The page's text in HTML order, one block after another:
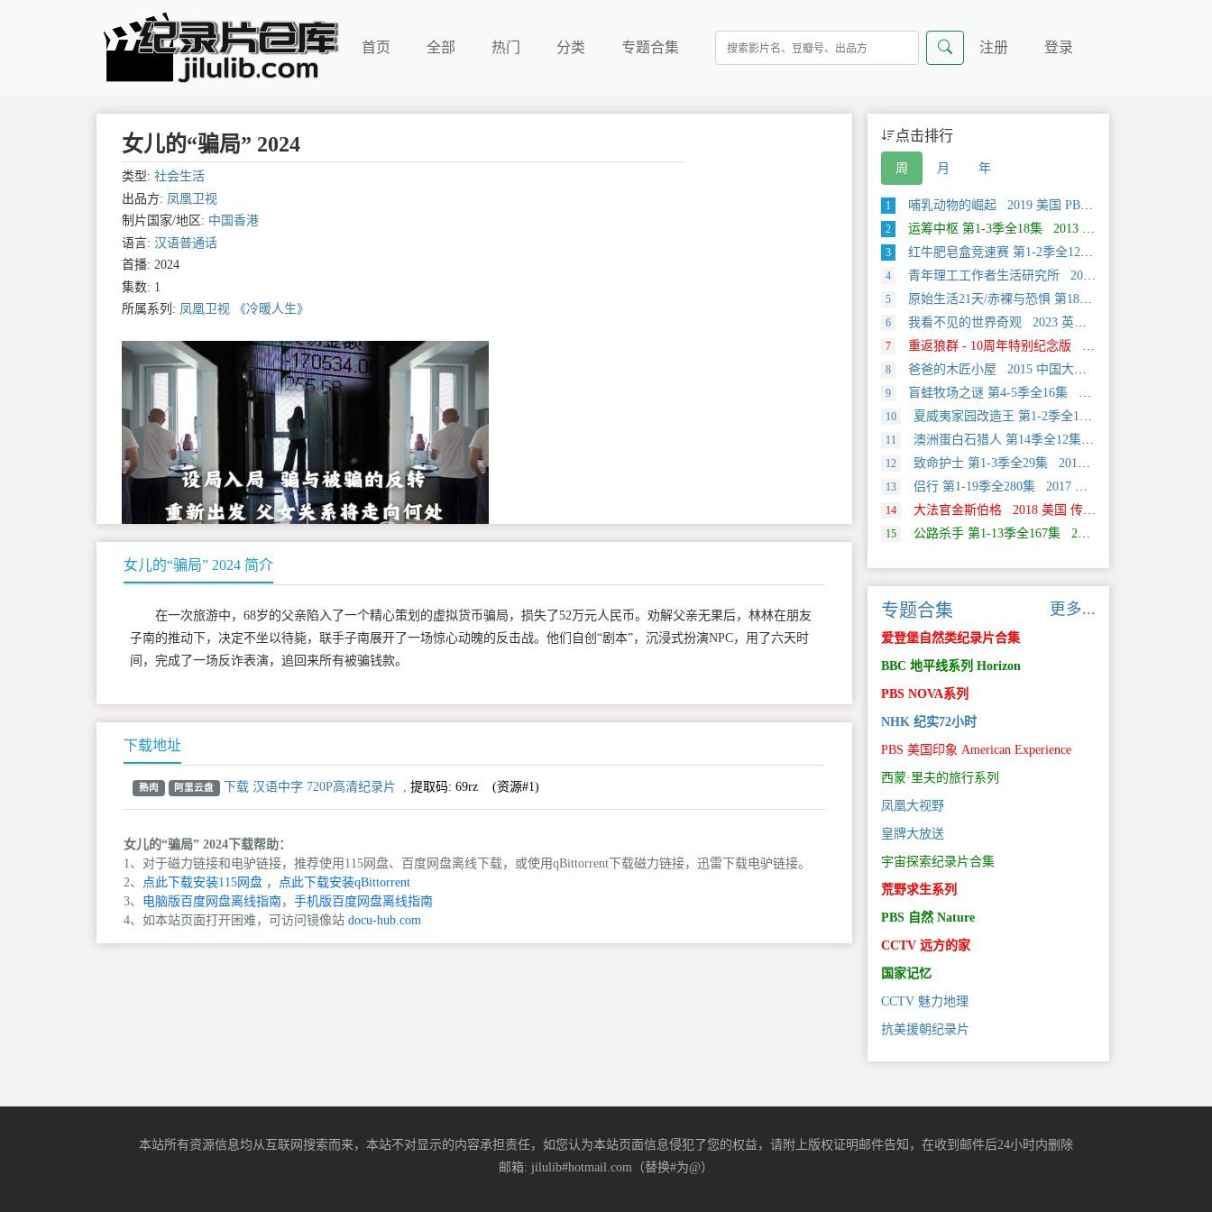
首页 全部 热门 分类 专题合集 注册 登录
女儿的“骗局” 2024
类型: 社会生活
出品方: 凤凰卫视
制片国家/地区: 中国香港
语言: 汉语普通话
首播: 2024
集数: 1
所属系列: 凤凰卫视 《冷暖人生》
女儿的“骗局” 2024 简介
在一次旅游中，68岁的父亲陷入了一个精心策划的虚拟货币骗局，损失了52万元人民币。劝解父亲无果后，林林在朋友
子南的推动下，决定不坐以待毙，联手子南展开了一场惊心动魄的反击战。他们自创“剧本”，沉浸式扮演NPC，用了六天时
间，完成了一场反诈表演，追回来所有被骗钱款。
下载地址
熟肉 阿里云盘 下载 汉语中字 720P高清纪录片 , 提取码:69rz (资源#1)
女儿的“骗局” 2024下载帮助：
1、对于磁力链接和电驴链接，推荐使用115网盘、百度网盘离线下载，或使用qBittorrent下载磁力链接，迅雷下载电驴链接。
2、 点此下载安装115网盘 ， 点此下载安装qBittorrent
3、 电脑版百度网盘离线指南， 手机版百度网盘离线指南
4、如本站页面打开困难，可访问镜像站 docu-hub.com
点击排行
周 月 年
1 哺乳动物的崛起 2019 美国 PBS 自然类纪录片
2 运筹中枢 第1-3季全18集 2013 美国 Discovery 科学类纪录片
3 红牛肥皂盒竞速赛 第1-2季全12集 2025 美国 Discovery 运动类纪录片
4 青年理工工作者生活研究所 2022 中国大陆 社会生活类纪录片
5 原始生活21天/赤裸与恐惧 第18季全12集 2025 美国 Discovery 真人秀&舞台类纪录片
6 我看不见的世界奇观 2023 英国 旅行类纪录片
7 重返狼群 - 10周年特别纪念版 2021 中国大陆 自然类纪录片
8 爸爸的木匠小屋 2015 中国大陆 社会生活类纪录片
9 盲蛙牧场之谜 第4-5季全16集 2025 美国 Discovery 探索类纪录片
10 夏威夷家园改造王 第1-2季全18集 2024 美国 HGTV 真人秀&舞台类纪录片
11 澳洲蛋白石猎人 第14季全12集 2025 美国 Discovery 真人秀&舞台类纪录片
12 致命护士 第1-3季全29集 2016 英国 传记类纪录片
13 侣行 第1-19季全280集 2017 中国大陆 旅行类纪录片
14 大法官金斯伯格 2018 美国 传记类纪录片
15 公路杀手 第1-13季全167集 2012 美国 真人秀&舞台类纪录片
专题合集 更多...
爱登堡自然类纪录片合集
BBC 地平线系列 Horizon
PBS NOVA系列
NHK 纪实72小时
PBS 美国印象 American Experience
西蒙·里夫的旅行系列
凤凰大视野
皇牌大放送
宇宙探索纪录片合集
荒野求生系列
PBS 自然 Nature
CCTV 远方的家
国家记忆
CCTV 魅力地理
抗美援朝纪录片
本站所有资源信息均从互联网搜索而来，本站不对显示的内容承担责任，如您认为本站页面信息侵犯了您的权益，请附上版权证明邮件告知，在收到邮件后24小时内删除
邮箱: jilulib#hotmail.com（替换#为@）